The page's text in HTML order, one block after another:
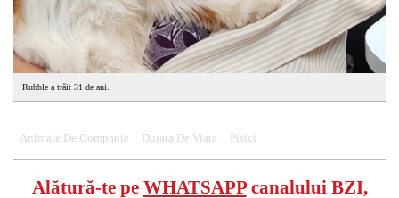
Rubble a trăit 31 de ani.
Animale De Companie Durata De Viata Pisici
Alătură-te pe WHATSAPPcanalului BZI,